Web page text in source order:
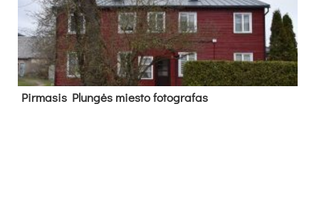
Pir­ma­sis Plun­gės mies­to fo­tog­ra­fas